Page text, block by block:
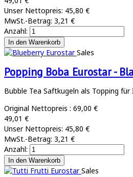
Unser Nettopreis: 45,80 €
MwSt.-Betrag: 3,21 €
Anzahl:
Sales
Popping Boba Eurostar -
Bubble Tea Saftkugeln als Topping für
Original Nettopreis : 69,00 €
49,01 €
Unser Nettopreis: 45,80 €
MwSt.-Betrag: 3,21 €
Anzahl:
Sales